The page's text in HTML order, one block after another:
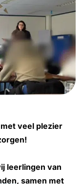
veel plezier
leerlingen van
, samen met